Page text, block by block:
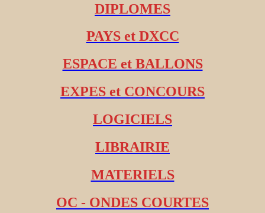
DIPLOMES
PAYS et DXCC
ESPACE et BALLONS
EXPES et CONCOURS
LOGICIELS
LIBRAIRIE
MATERIELS
OC - ONDES COURTES